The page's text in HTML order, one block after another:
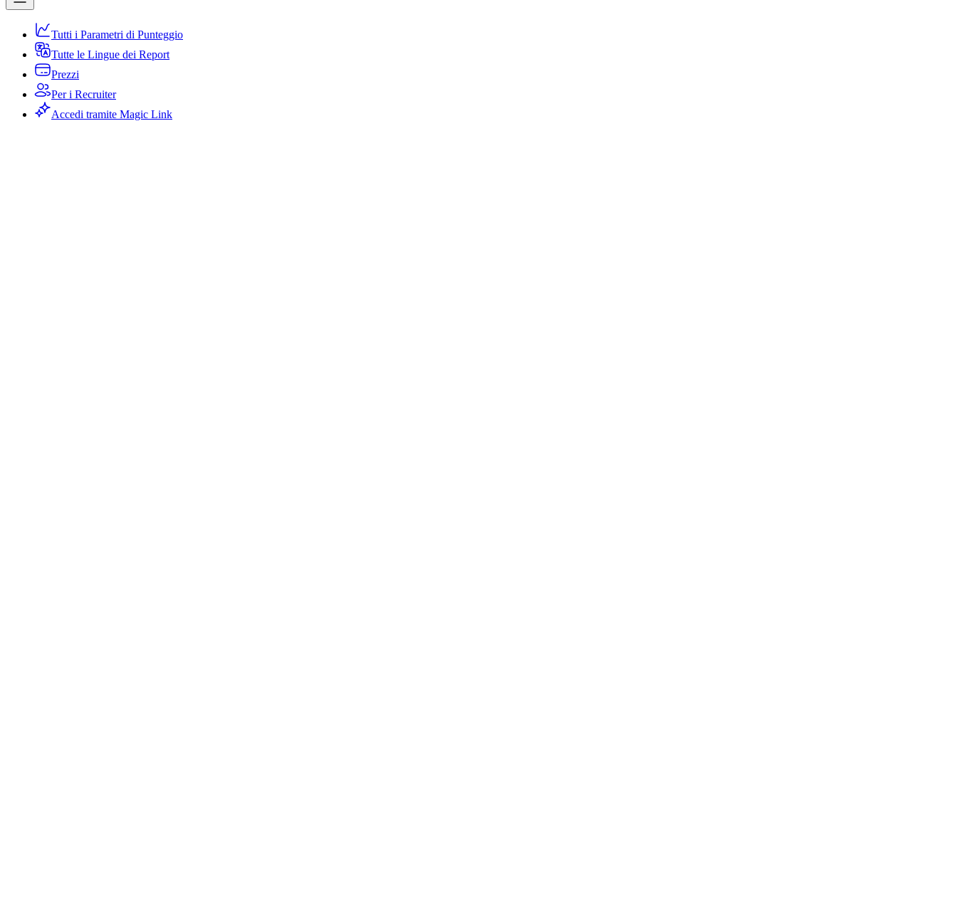
Tutti i Parametri di Punteggio
Tutte le Lingue dei Report
Prezzi
Per i Recruiter
Accedi tramite Magic Link